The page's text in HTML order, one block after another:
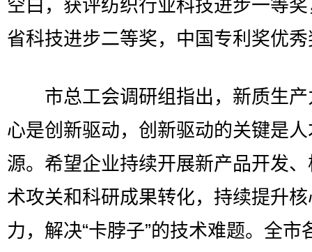
空白，获评纺织行业科技进步一等
省科技进步二等奖，中国专利奖优
市总工会调研组指出，新质生产
心是创新驱动，创新驱动的关键是
源。希望企业持续开展新产品开发
术攻关和科研成果转化，持续提升
力，解决“卡脖子”的技术难题。全市